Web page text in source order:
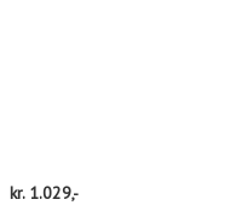
kr. 1.029,-